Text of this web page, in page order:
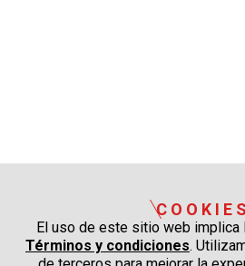
El uso de este sitio web implica
Términos y condiciones.